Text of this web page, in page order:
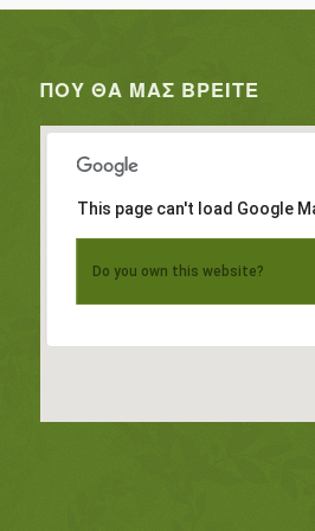
ΠΟΥ ΘΑ ΜΑΣ ΒΡΕΊΤΕ
This page can't load Google
Do you own this website?